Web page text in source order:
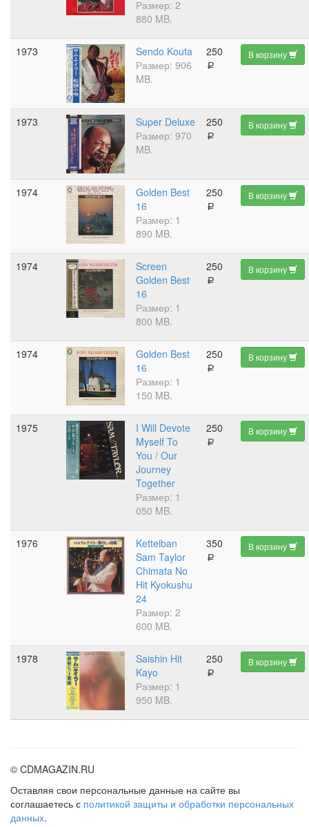
Размер: 2
880 MB.
1973
Sendo Kouta
Размер: 906
MB.
250
a
В корзину
1973
Super Deluxe
Размер: 970
MB.
250
a
В корзину
1974
Golden Best
16
Размер: 1
890 MB.
250
a
В корзину
1974
Screen
Golden Best
16
Размер: 1
800 MB.
250
a
В корзину
1974
Golden Best
16
Размер: 1
150 MB.
250
a
В корзину
1975
I Will Devote
Myself To
You / Our
Journey
Together
Размер: 1
050 MB.
250
a
В корзину
1976
Ketteiban
Sam Taylor
Chimata No
Hit Kyokushu
24
Размер: 2
600 MB.
350
a
В корзину
1978
Saishin Hit
Kayo
Размер: 1
950 MB.
250
a
В корзину
© CDMAGAZIN.RU
Оставляя свои персональные данные на сайте вы
соглашаетесь с политикой защиты и обработки персональных
данных.